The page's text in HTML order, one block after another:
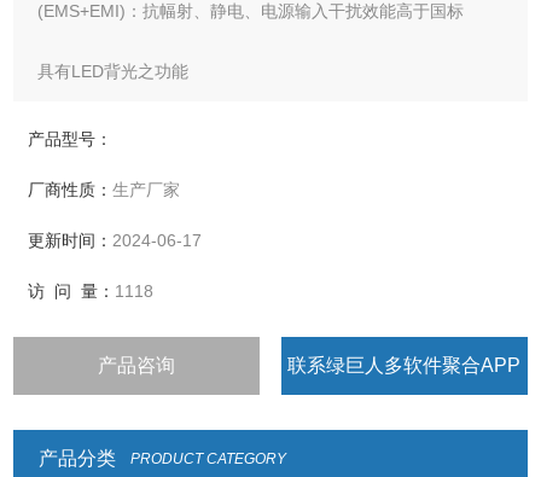
(EMS+EMI)：抗幅射、静电、电源输入干扰效能高于国标
具有LED背光之功能
• 选用含背光功能的大数字显示屏幕，清晰易读
• 具有重量或数量预设、简易计数、重量暂留、计重及百分比
• 具有重量累计，重量检校(High、Low、
• 具有自动更正、自动零点追踪、双重之过载保护之功能
• 具有多种单位选择
产品型号：
厂商性质：生产厂家
更新时间： 2024-06-17
访 问 量： 1118
产品咨询 联系绿巨人多软件聚合APP
产品分类 PRODUCT CATEGORY